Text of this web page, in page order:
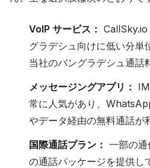
VoIP サービス： CallSky.io
グラデシュ向けに低い分単
当社のバングラデシュ通話
メッセージングアプリ：
常に人気があり、
やデータ経由の無料通話が
国際通話プラン： 一部の
の通話パッケージを提供し